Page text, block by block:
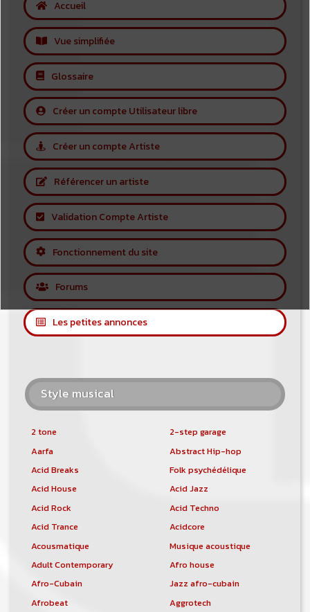
Accueil
Vue simplifiée
Glossaire
Créer un compte Utilisateur libre
Créer un compte Artiste
Référencer un artiste
Validation Compte Artiste
Fonctionnement du site
Forums
Les petites annonces
Style musical
2 tone
2-step garage
Aarfa
Abstract Hip-hop
Acid Breaks
Folk psychédélique
Acid House
Acid Jazz
Acid Rock
Acid Techno
Acid Trance
Acidcore
Acousmatique
Musique acoustique
Adult Contemporary
Afro house
Afro-Cubain
Jazz afro-cubain
Afrobeat
Aggrotech